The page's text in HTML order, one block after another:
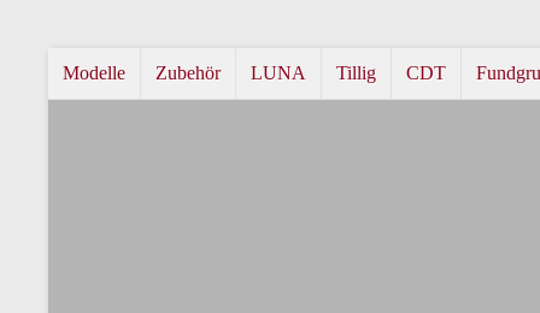
Modelle Zubehör LUNA Tillig CDT